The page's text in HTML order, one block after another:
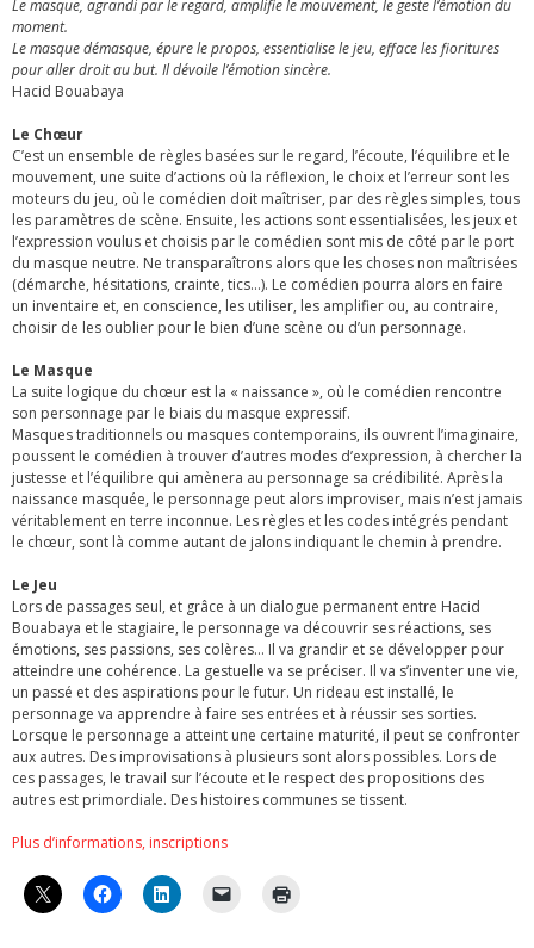
Le masque, agrandi par le regard, amplifie le mouvement, le geste l’émotion du
moment.
Le masque démasque, épure le propos, essentialise le jeu, efface les fioritures
pour aller droit au but. Il dévoile l’émotion sincère.
Hacid Bouabaya
Le Chœur
C’est un ensemble de règles basées sur le regard, l’écoute, l’équilibre et le
mouvement, une suite d’actions où la réflexion, le choix et l’erreur sont les
moteurs du jeu, où le comédien doit maîtriser, par des règles simples, tous
les paramètres de scène. Ensuite, les actions sont essentialisées, les jeux et
l’expression voulus et choisis par le comédien sont mis de côté par le port
du masque neutre. Ne transparaîtrons alors que les choses non maîtrisées
(démarche, hésitations, crainte, tics…). Le comédien pourra alors en faire
un inventaire et, en conscience, les utiliser, les amplifier ou, au contraire,
choisir de les oublier pour le bien d’une scène ou d’un personnage.
Le Masque
La suite logique du chœur est la « naissance », où le comédien rencontre
son personnage par le biais du masque expressif.
Masques traditionnels ou masques contemporains, ils ouvrent l’imaginaire,
poussent le comédien à trouver d’autres modes d’expression, à chercher la
justesse et l’équilibre qui amènera au personnage sa crédibilité. Après la
naissance masquée, le personnage peut alors improviser, mais n’est jamais
véritablement en terre inconnue. Les règles et les codes intégrés pendant
le chœur, sont là comme autant de jalons indiquant le chemin à prendre.
Le Jeu
Lors de passages seul, et grâce à un dialogue permanent entre Hacid
Bouabaya et le stagiaire, le personnage va découvrir ses réactions, ses
émotions, ses passions, ses colères… Il va grandir et se développer pour
atteindre une cohérence. La gestuelle va se préciser. Il va s’inventer une vie,
un passé et des aspirations pour le futur. Un rideau est installé, le
personnage va apprendre à faire ses entrées et à réussir ses sorties.
Lorsque le personnage a atteint une certaine maturité, il peut se confronter
aux autres. Des improvisations à plusieurs sont alors possibles. Lors de
ces passages, le travail sur l’écoute et le respect des propositions des
autres est primordiale. Des histoires communes se tissent.
Plus d’informations, inscriptions